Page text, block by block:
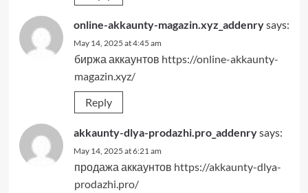
online-akkaunty-magazin.xyz_addenrysays:
May 14, 2025 at 4:45 am
биржа аккаунтов https://online-akkaunty-
magazin.xyz/
Reply
akkaunty-dlya-prodazhi.pro_addenrysays:
May 14, 2025 at 6:21 am
продажа аккаунтов https://akkaunty-dlya-
prodazhi.pro/